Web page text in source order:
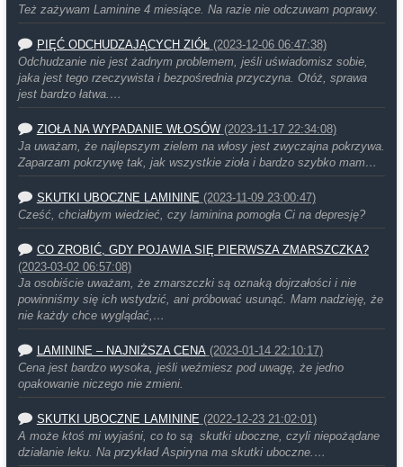
Też zażywam Laminine 4 miesiące. Na razie nie odczuwam poprawy.
PIĘĆ ODCHUDZAJĄCYCH ZIÓŁ (2023-12-06 06:47:38)
Odchudzanie nie jest żadnym problemem, jeśli uświadomisz sobie,
jaka jest tego rzeczywista i bezpośrednia przyczyna. Otóż, sprawa
jest bardzo łatwa.…
ZIOŁA NA WYPADANIE WŁOSÓW (2023-11-17 22:34:08)
Ja uważam, że najlepszym zielem na włosy jest zwyczajna pokrzywa.
Zaparzam pokrzywę tak, jak wszystkie zioła i bardzo szybko mam…
SKUTKI UBOCZNE LAMININE (2023-11-09 23:00:47)
Cześć, chciałbym wiedzieć, czy laminina pomogła Ci na depresję?
CO ZROBIĆ, GDY POJAWIA SIĘ PIERWSZA ZMARSZCZKA?
(2023-03-02 06:57:08)
Ja osobiście uważam, że zmarszczki są oznaką dojrzałości i nie
powinniśmy się ich wstydzić, ani próbować usunąć. Mam nadzieję, że
nie każdy chce wyglądać,…
LAMININE – NAJNIŻSZA CENA (2023-01-14 22:10:17)
Cena jest bardzo wysoka, jeśli weźmiesz pod uwagę, że jedno
opakowanie niczego nie zmieni.
SKUTKI UBOCZNE LAMININE (2022-12-23 21:02:01)
A może ktoś mi wyjaśni, co to są skutki uboczne, czyli niepożądane
działanie leku. Na przykład Aspiryna ma skutki uboczne.…